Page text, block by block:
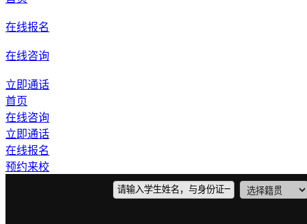
在线报名
在线咨询
立即通话
首页
在线咨询
立即通话
在线报名
预约来校